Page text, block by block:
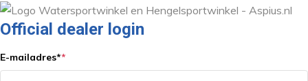
Official dealer login
E-mailadres**